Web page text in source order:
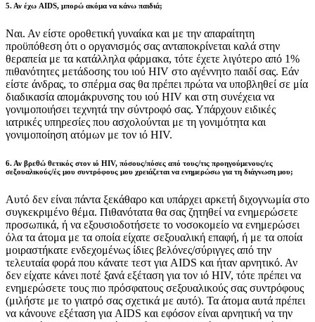
5. Αν έχω AIDS, μπορώ ακόμα να κάνω παιδιά;
Ναι. Αν είστε οροθετική γυναίκα και με την απαραίτητη
προϋπόθεση ότι ο οργανισμός σας ανταποκρίνεται καλά στην
θεραπεία με τα κατάλληλα φάρμακα, τότε έχετε λιγότερο από 1%
πιθανότητες μετάδοσης του ιού HIV στο αγέννητο παιδί σας. Εάν
είστε άνδρας, το σπέρμα σας θα πρέπει πρώτα να υποβληθεί σε μία
διαδικασία απομάκρυνσης του ιού HIV και στη συνέχεια να
γονιμοποιήσει τεχνητά την σύντροφό σας. Υπάρχουν ειδικές
ιατρικές υπηρεσίες που ασχολούνται με τη γονιμότητα και
γονιμοποίηση ατόμων με τον ιό HIV.
6. Αν βρεθώ θετικός στον ιό HIV, πόσους/πόσες από τους/τις προηγούμενους/ες
σεξουαλικούς/ές μου συντρόφους μου χρειάζεται να ενημερώσω για τη διάγνωση μου;
Αυτό δεν είναι πάντα ξεκάθαρο και υπάρχει αρκετή διχογνωμία στο
συγκεκριμένο θέμα. Πιθανότατα θα σας ζητηθεί να ενημερώσετε
προσωπικά, ή να εξουσιοδοτήσετε το νοσοκομείο να ενημερώσει
όλα τα άτομα με τα οποία είχατε σεξουαλική επαφή, ή με τα οποία
μοιραστήκατε ενδεχομένως ίδιες βελόνες/σύριγγες από την
τελευταία φορά που κάνατε τεστ για AIDS και ήταν αρνητικό. Αν
δεν είχατε κάνει ποτέ ξανά εξέταση για τον ιό HIV, τότε πρέπει να
ενημερώσετε τους πιο πρόσφατους σεξουαλικούς σας συντρόφους
(μιλήστε με το γιατρό σας σχετικά με αυτό). Τα άτομα αυτά πρέπει
να κάνουνε εξέταση για AIDS και εφόσον είναι αρνητική να την